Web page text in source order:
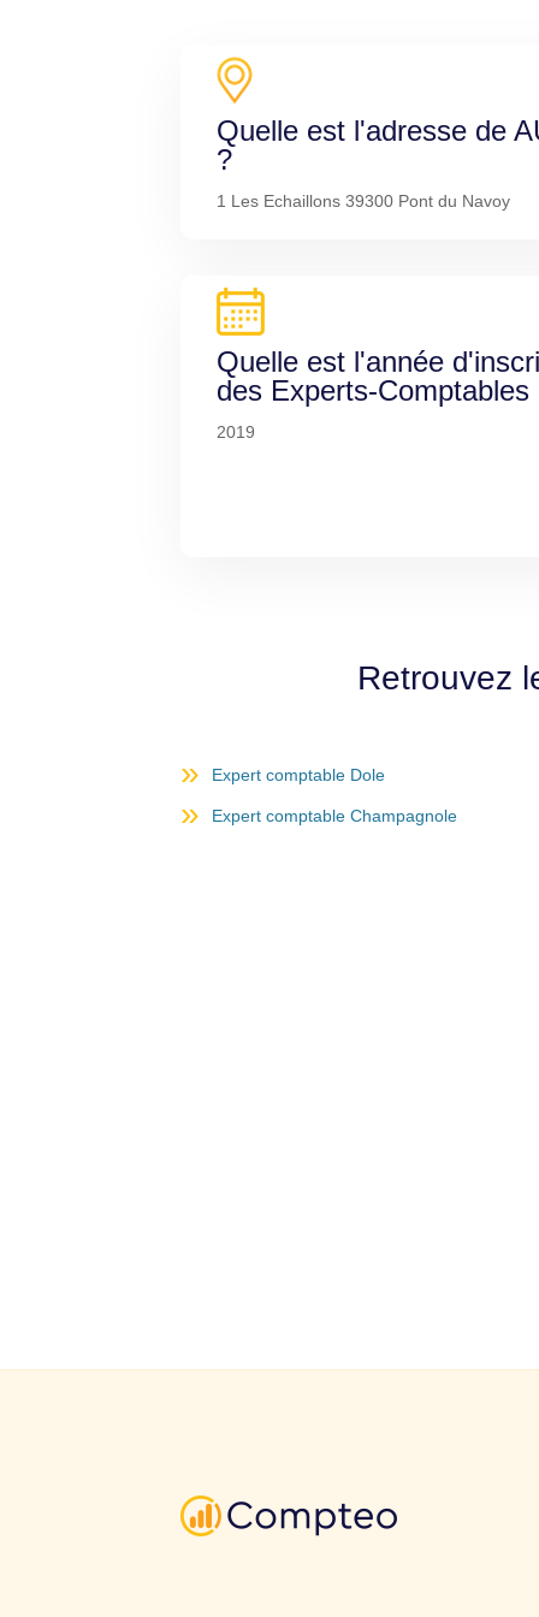
Quelle est l'adresse de
?
1 Les Echaillons 39300 Pont du Navoy
Quelle est l'année
des Experts-Comptables
2019
Retrouvez
Expert comptable Dole
Expert comptable Champagnole